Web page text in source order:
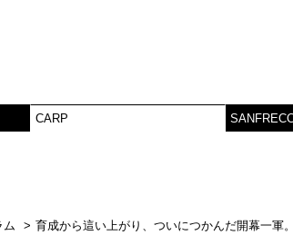
CARP
ム 育成から這い上がり、ついにつかんだ開幕一軍